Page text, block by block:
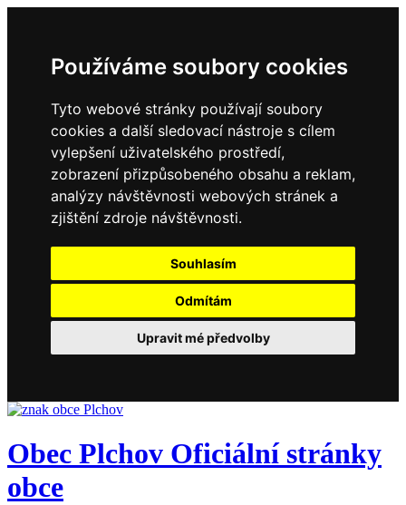
Používáme soubory cookies
Tyto webové stránky používají soubory
cookies a další sledovací nástroje s cílem
vylepšení uživatelského prostředí,
zobrazení přizpůsobeného obsahu a reklam,
analýzy návštěvnosti webových stránek a
zjištění zdroje návštěvnosti.
Souhlasím
Odmítám
Upravit mé předvolby
Obec Plchov Oficiální stránky
obce